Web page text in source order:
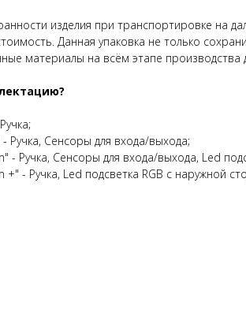
изделия при транспортировке на
Данная упаковка не только
материалы на всём этапе производства
Ручка, Сенсоры для входа/выхода;
- Ручка, Сенсоры для входа/выхода, Led
+" - Ручка, Led подсветка RGB с наружной